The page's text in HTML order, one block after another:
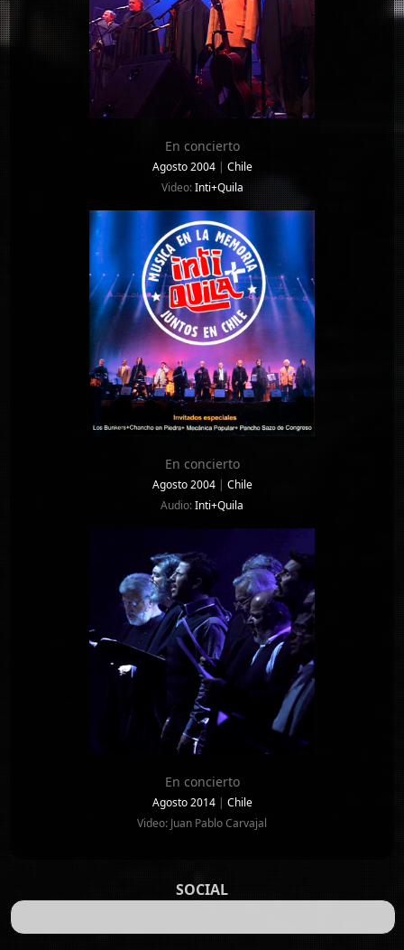
En concierto
Agosto 2004 | Chile
Video:Inti+Quila
En concierto
Agosto 2004 | Chile
Audio:Inti+Quila
En concierto
Agosto 2014 | Chile
Video: Juan Pablo Carvajal
SOCIAL